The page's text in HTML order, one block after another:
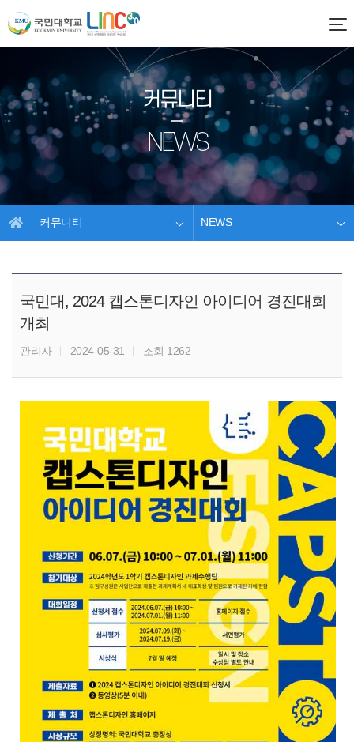
커뮤니티
NEWS
커뮤니티 NEWS
국민대, 2024 캡스톤디자인 아이디어 경진대회
개최
관리자 2024-05-31 조회 1262